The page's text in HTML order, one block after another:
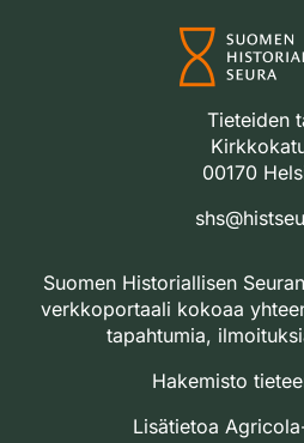
Tieteiden
00170
Suomen Historiallisen
verkkoportaali kokoaa
tapahtumia,
Hakemisto
Lisätietoa